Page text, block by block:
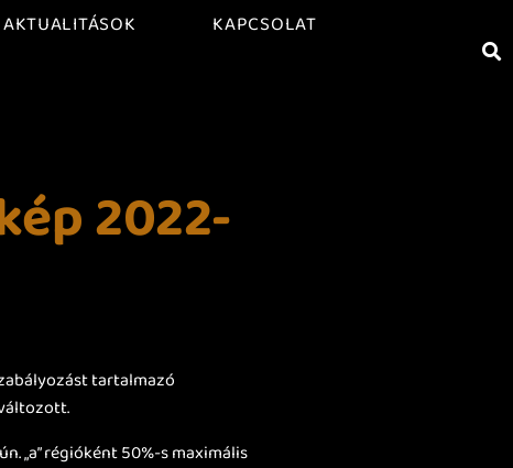
AKTUALITÁSOK
KAPCSOLAT
2022-
tartalmazó
„a” régióként 50%-s maximális